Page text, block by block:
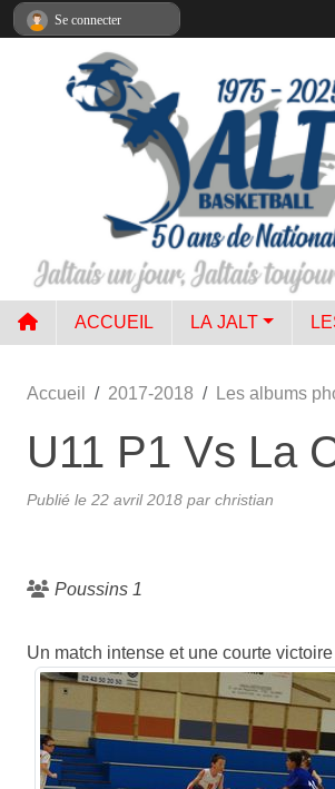
ACCUEIL LA JALT
Accueil 2017-2018 Les albums
U11 P1 Vs La
Publié le 22 avril 2018 par christian
Poussins 1
Un match intense et une courte
Se connecter
Panneau de gestion des cookies